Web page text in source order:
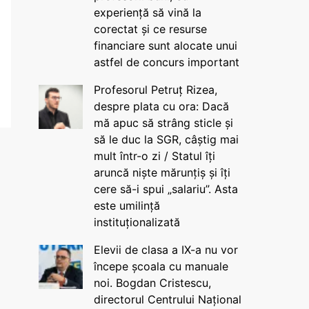
experiență să vină la
corectat și ce resurse
financiare sunt alocate unui
astfel de concurs important
Profesorul Petruț Rizea,
despre plata cu ora: Dacă
mă apuc să strâng sticle și
să le duc la SGR, câștig mai
mult într-o zi / Statul îți
aruncă niște mărunțiș și îți
cere să-i spui „salariu”. Asta
este umilință
instituționalizată
Elevii de clasa a IX-a nu vor
începe școala cu manuale
noi. Bogdan Cristescu,
directorul Centrului Național